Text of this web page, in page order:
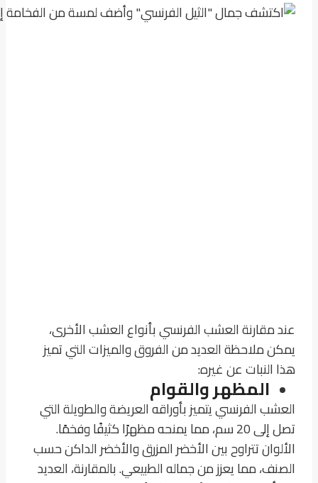
عند مقارنة العشب الفرنسي بأنواع العشب الأخرى،
يمكن ملاحظة العديد من الفروق والميزات التي تميز
هذا النبات عن غيره:
المظهر والقوام
العشب الفرنسي يتميز بأوراقه العريضة والطويلة التي
تصل إلى 20 سم، مما يمنحه مظهرًا كثيفًا وفخمًا.
الألوان تتراوح بين الأخضر المزرق والأخضر الداكن حسب
الصنف، مما يعزز من جماله الطبيعي. بالمقارنة، العديد